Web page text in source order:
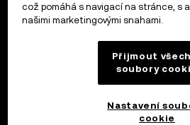
což pomáhá s navigací na stránce, s
našimi marketingovými snahami.
Přijmout
soubory
Nastavení
cookie